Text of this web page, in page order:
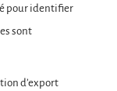
pour identifier
sont
d’export